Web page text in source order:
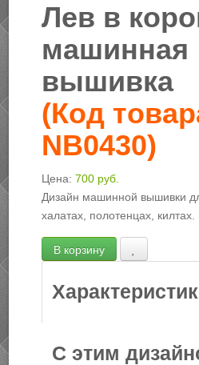
Лев в
машинная
вышивка
(Код
NB0430)
Цена: 700 руб.
Дизайн машинной вышивки
халатах, полотенцах,
С этим